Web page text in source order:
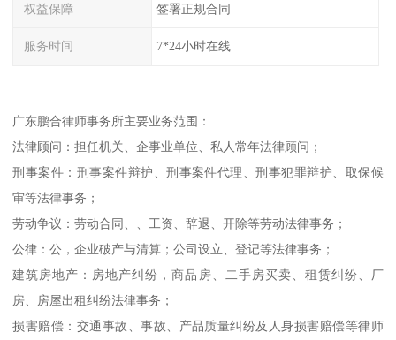
权益保障 签署正规合同
服务时间 7*24小时在线
广东鹏合律师事务所主要业务范围：
法律顾问：担任机关、企事业单位、私人常年法律顾问；
刑事案件：刑事案件辩护、刑事案件代理、刑事犯罪辩护、取保候
审等法律事务；
劳动争议：劳动合同、、工资、辞退、开除等劳动法律事务；
公律：公，企业破产与清算；公司设立、登记等法律事务；
建筑房地产：房地产纠纷，商品房、二手房买卖、租赁纠纷、厂
房、房屋出租纠纷法律事务；
损害赔偿：交通事故、事故、产品质量纠纷及人身损害赔偿等律师